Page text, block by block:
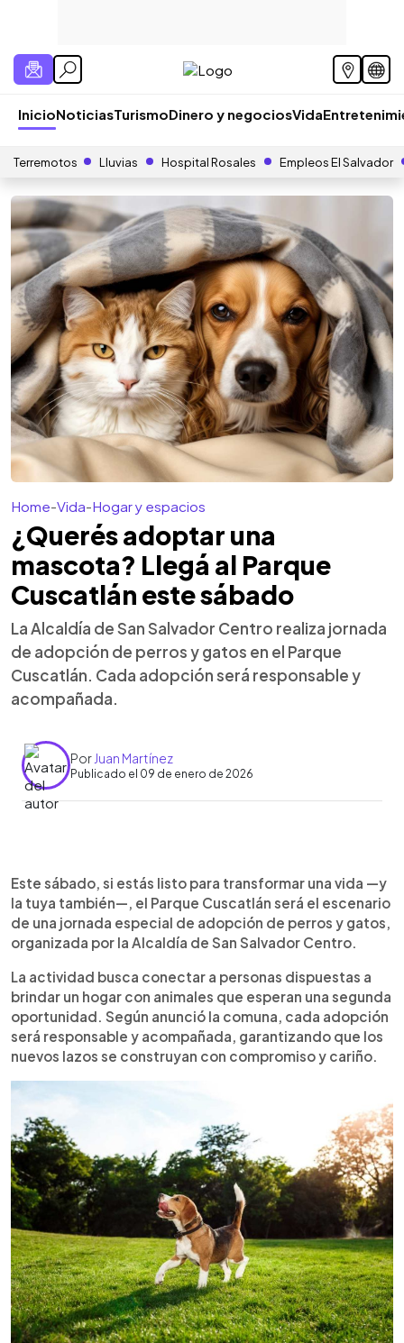
InicioNoticiasTurismoDinero y negociosVida
Terremotos Lluvias Hospital Rosales Empleos El Salvador
Home-Vida-Hogar y espacios
¿Querés adoptar una
mascota? Llegá al Parque
Cuscatlán este sábado
La Alcaldía de San Salvador Centro realiza jornada
de adopción de perros y gatos en el Parque
Cuscatlán. Cada adopción será responsable y
acompañada.
Por Juan Martínez
Publicado el 09 de enero de 2026
► Escuchar artículo
La Alcaldía de San Salvador Centro realiza una
jornada de adopción de perros y gatos en el
Parque Cuscatlán, invitando a las familias a brindar
un hogar a una mascota. Bajo el lema “Viví la
experiencia de adoptar y cambiar una vida”, cada
adopción será responsable y acompañada. Esta
iniciativa se suma a otro avance importante en la
ciudad: la habilitación de entierros para mascotas
en el Cementerio General La Bermeja, con nichos
que van desde $40 hasta $70, y opciones
gratuitas en casos especiales. Ambas acciones
Este sábado, si estás listo para transformar una vida —y
la tuya también—, el Parque Cuscatlán será el escenario
de una jornada especial de adopción de perros y gatos,
organizada por la Alcaldía de San Salvador Centro.
La actividad busca conectar a personas dispuestas a
brindar un hogar con animales que esperan una segunda
oportunidad. Según anunció la comuna, cada adopción
será responsable y acompañada, garantizando que los
nuevos lazos se construyan con compromiso y cariño.